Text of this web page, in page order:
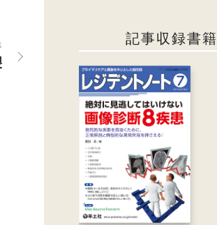
記事収録書籍